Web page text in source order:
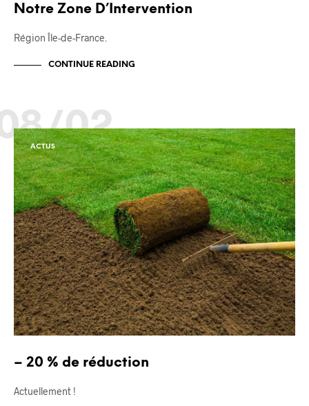
Notre Zone D’Intervention
Région Île-de-France.
CONTINUE READING
02
ACTUS
– 20 % de réduction
Actuellement !